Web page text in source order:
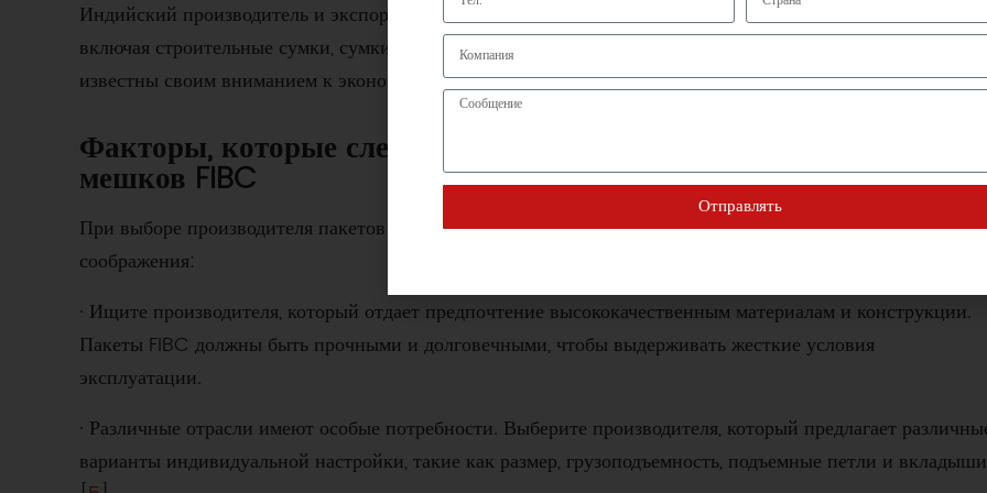
Индийский производитель и экспортер Alpine FIBC предлагает широкий ассортимент сумок FIBC,
включая строительные сумки, сумки, сертифицированные ООН, а также вентилируемые варианты. Они
известны своим вниманием к экономической эффективности и глобальному охвату. [4]
Факторы, которые следует учитывать при выборе производителя
мешков FIBC
При выборе производителя пакетов FIBC учитывается несколько факторов. Вот некоторые ключевые
соображения:
· Ищите производителя, который отдает предпочтение высококачественным материалам и конструкции.
Пакеты FIBC должны быть прочными и долговечными, чтобы выдерживать жесткие условия
эксплуатации.
· Различные отрасли имеют особые потребности. Выберите производителя, который предлагает
варианты индивидуальной настройки, такие как размер, грузоподъемность, подъемные петли и
Отправлять